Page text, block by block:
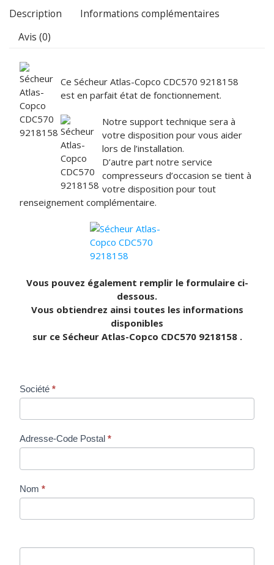
Description
Informations complémentaires
Avis (0)
Ce Sécheur Atlas-Copco CDC570 9218158
est en parfait état de fonctionnement.
Notre support technique sera à
votre disposition pour vous aider
lors de l’installation.
D’autre part notre service
compresseurs d’occasion se tient à
votre disposition pour tout
renseignement complémentaire.
Vous pouvez également remplir le formulaire ci-
dessous.
Vous obtiendrez ainsi toutes les informations
disponibles
sur ce Sécheur Atlas-Copco CDC570 9218158 .
Demande
de Prix
Société *
Adresse-Code Postal *
Nom *